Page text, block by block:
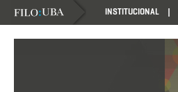
INSTITUCIONAL